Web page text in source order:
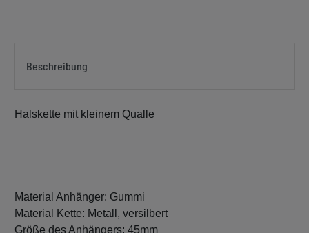
Beschreibung
Halskette mit kleinem Qualle
Material Anhänger: Gummi
Material Kette: Metall, versilbert
Größe des Anhängers: 45mm